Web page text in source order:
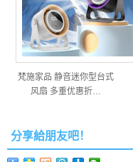
梵施家品 静音迷你型台式
风扇 多重优惠折…
分享給朋友吧！